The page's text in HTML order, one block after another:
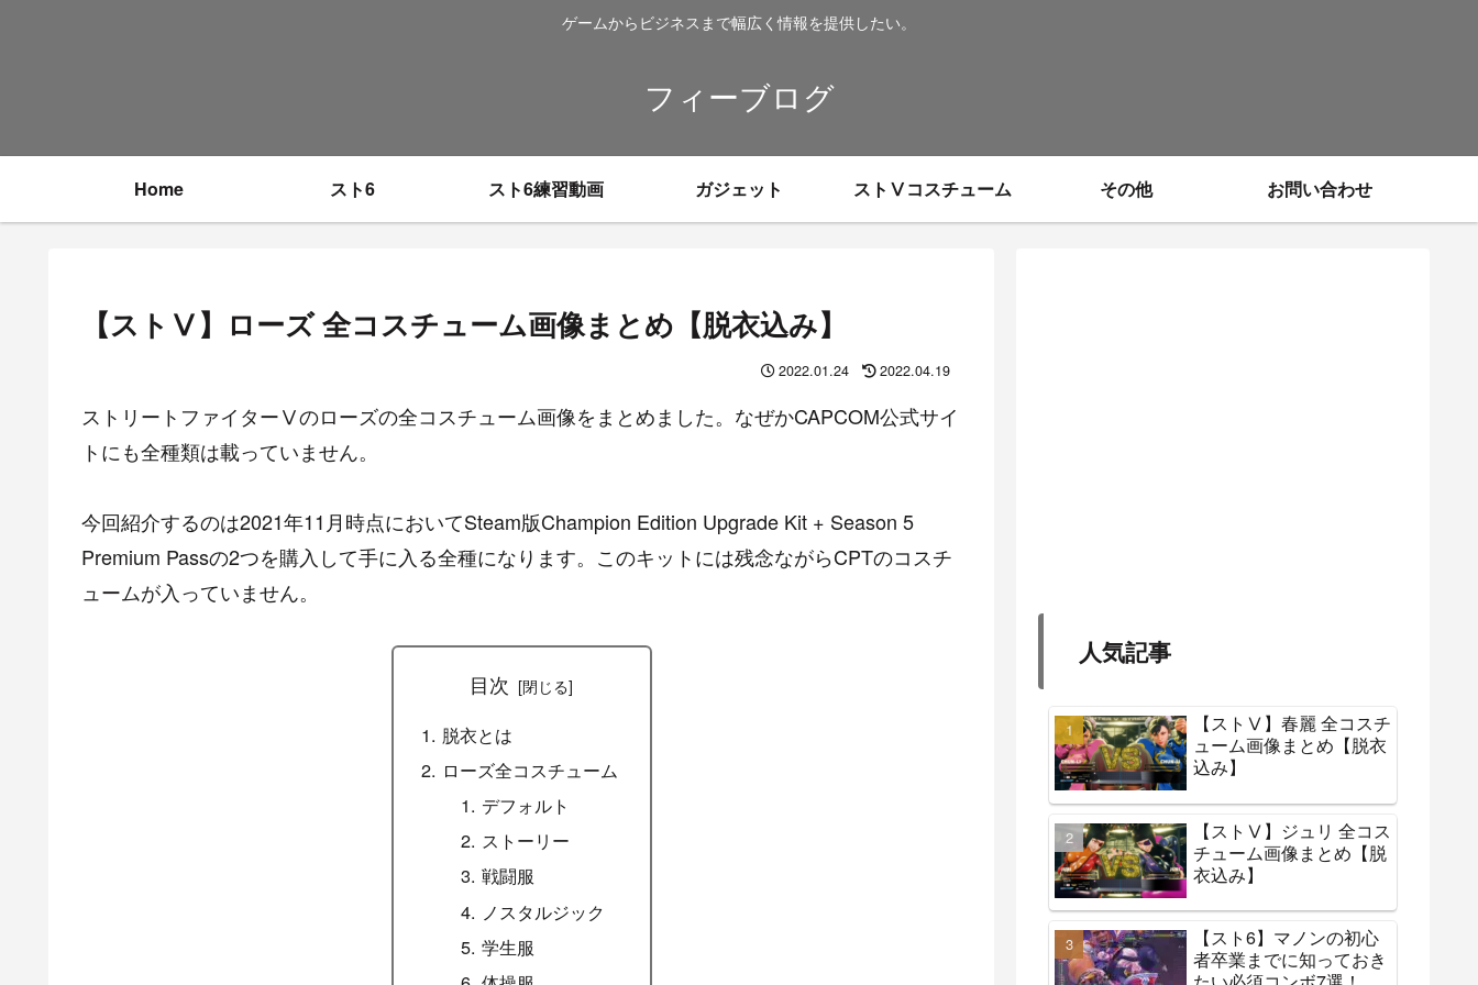
ゲームからビジネスまで幅広く情報を提供したい。
フィーブログ
Home スト6 スト6練習動画 ガジェット ストⅤコスチューム その他 お問い合わせ
【ストⅤ】ローズ 全コスチューム画像まとめ【脱衣込み】
2022.01.24 2022.04.19
ストリートファイターⅤのローズの全コスチューム画像をまとめました。なぜかCAPCOM公式サイ
トにも全種類は載っていません。
今回紹介するのは2021年11月時点においてSteam版Champion Edition Upgrade Kit + Season 5
Premium Passの2つを購入して手に入る全種になります。このキットには残念ながらCPTのコスチ
ュームが入っていません。
目次
脱衣とは
ローズ全コスチューム
デフォルト
ストーリー
戦闘服
ノスタルジック
学生服
人気記事
【ストⅤ】春麗 全コスチ
ューム画像まとめ【脱衣
込み】
【ストⅤ】ジュリ 全コス
チューム画像まとめ【脱
衣込み】
【スト6】マノンの初心
者卒業までに知っておき